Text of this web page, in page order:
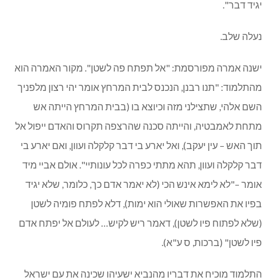
יגיד דבר".
נעלה שלב.
ישנה אמרה מפורסמת: "אל תפתח פה לשטן". מקור האמרה הוא
מהתלמוד: "תנו רבנן, הנכנס לבית המרחץ אומר יהי רצון מלפניך
השם אלהי, שתצילני מזה וכיוצא בו (בבית המרחץ הייתה אש
מתחת לאמבטיה, והייתה סכנה שהרצפה תקרוס והאדם ייפול אל
תוך האש – עין יעקב), ואל יארע בי דבר קלקלה ועוון, ואם יארע בי
דבר קלקלה ועוון, תהא מתתי כפרה לכל עונותיי". אולם אביי מיד
אומר –"לא לימא אינש הכי (לא יאמר אדם כך, כלומר, שלא יגיד
בפיו את האפשרות שאולי הוא ימות), דלא לפתח פומיה לשטן
(שלא לפתוח פיו לשטן), דאמר ריש לקיש… לעולם אל יפתח אדם
פיו לשטן" (ברכות, ס ע"א).
התלמוד מוכיח את דבריו מהנביא ישעיהו שכינה את עם ישראל